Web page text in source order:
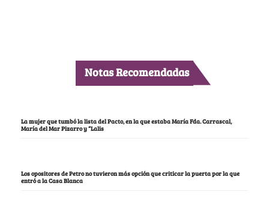
Notas Recomendadas
La mujer que tumbó la lista del Pacto, en la que estaba María Fda. Carrascal,
María del Mar Pizarro y “Lalis
Los opositores de Petro no tuvieron más opción que criticar la puerta por la que
entró a la Casa Blanca